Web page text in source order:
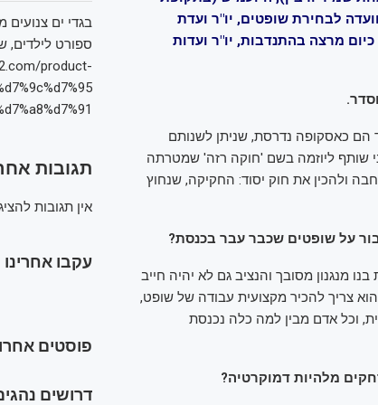
לבחירת שופטים, יו"ר ועדת
• כיום מרצה בהתנדבות, יו"ר ועדות
הם כאסקופה נדרסת, שניתן לשנותם
שותף ליוזמה בשם 'חוקה רזה' שמטרתה
ולהכין את חוק יסוד: החקיקה, שנחוץ
על שופטים שכבר עבר בכנסת?
מנגנון מסובך והנציב גם לא יהיה חייב
צריך להכיר מקצועית עבודה של שופט,
וכל אדם מבין למה כלה נכנסת
מלהיות דמוקרטיה?
בגדי ים צנועים
ספורט לילדים,
product-
תגובות
אין תגובות
עקבו אחרינו
פוסטים